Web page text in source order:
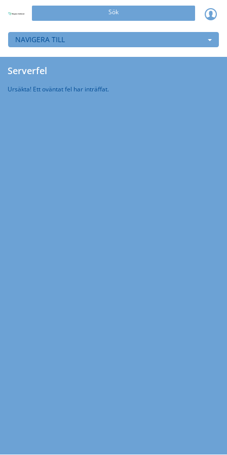
Sök
NAVIGERA TILL
Serverfel
Ursäkta! Ett oväntat fel har inträffat.